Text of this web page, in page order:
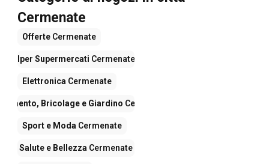
Cermenate
Offerte Cermenate
Iper Supermercati Cermenate
Elettronica Cermenate
Bricolage e Giardino Cermenate
Sport e Moda Cermenate
Salute e Bellezza Cermenate